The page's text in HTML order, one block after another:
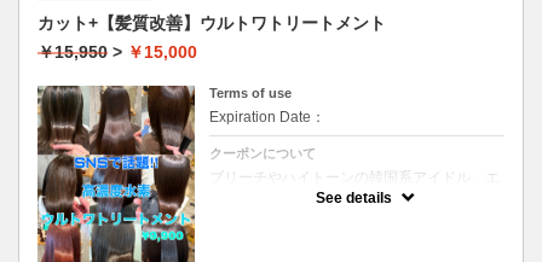
カット+【髪質改善】ウルトワトリートメント
￥15,950 > ￥15,000
Terms of use
Expiration Date：
クーポンについて
ブリーチやハイトーンの韓国系アイドル、エ
イジング毛にお悩みの美魔女も夢中！全ての
See details